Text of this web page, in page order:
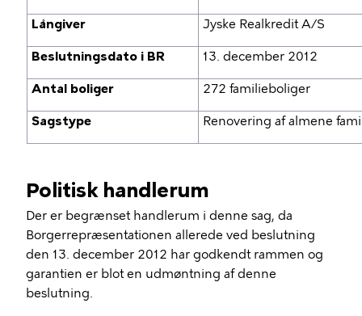
Långiver Jyske Realkredit A/S
Beslutningsdato i BR 13. december 2012
Antal boliger 272 familieboliger
Sagstype Renovering af almene
Politisk handlerum
Der er begrænset handlerum i denne sag, da
Borgerrepræsentationen allerede ved beslutning
den 13. december 2012 har godkendt rammen og
garantien er blot en udmøntning af denne
beslutning.